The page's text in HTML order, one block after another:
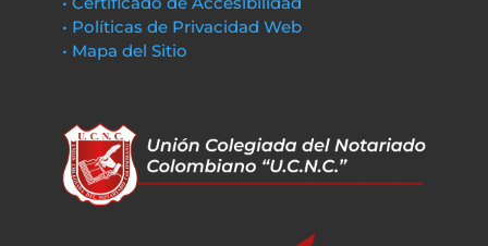
• Políticas de Privacidad Web
• Mapa del Sitio